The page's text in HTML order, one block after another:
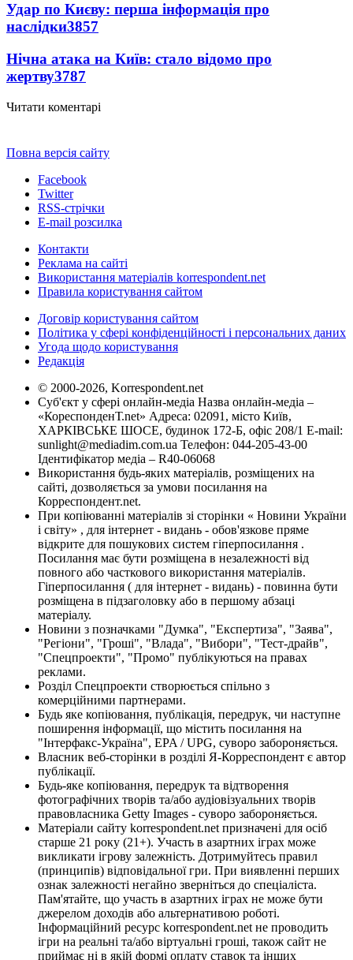
Удар по Києву: перша інформація про
наслідки3857
Нічна атака на Київ: стало відомо про
жертву3787
Читати коментарі
Повна версія сайту
Facebook
Twitter
RSS-стрічки
E-mail розсилка
Контакти
Реклама на сайті
Використання матеріалів korrespondent.net
Правила користування сайтом
Договір користування сайтом
Політика у сфері конфіденційності і персональних даних
Угода щодо користування
Редакція
© 2000-2026, Korrespondent.net
Суб'єкт у сфері онлайн-медіа Назва онлайн-медіа –
«КореспонденТ.net» Адреса: 02091, місто Київ,
ХАРКІВСЬКЕ ШОСЕ, будинок 172-Б, офіс 208/1 E-mail:
sunlight@mediadim.com.ua Телефон: 044-205-43-00
Ідентифікатор медіа – R40-06068
Використання будь-яких матеріалів, розміщених на
сайті, дозволяється за умови посилання на
Корреспондент.net.
При копіюванні матеріалів зі сторінки « Новини України
і світу» , для інтернет - видань - обов'язкове пряме
відкрите для пошукових систем гіперпосилання .
Посилання має бути розміщена в незалежності від
повного або часткового використання матеріалів.
Гіперпосилання ( для інтернет - видань) - повинна бути
розміщена в підзаголовку або в першому абзаці
матеріалу.
Новини з позначками "Думка", "Експертиза", "Заява",
"Регіони", "Гроші", "Влада", "Вибори", "Тест-драйв",
"Спецпроекти", "Промо" публікуються на правах
реклами.
Розділ Спецпроекти створюється спільно з
комерційними партнерами.
Будь яке копіювання, публікація, передрук, чи наступне
поширення інформації, що містить посилання на
"Інтерфакс-Україна", EPA / UPG, суворо забороняється.
Власник веб-сторінки в розділі Я-Корреспондент є автор
публікації.
Будь-яке копіювання, передрук та відтворення
фотографічних творів та/або аудіовізуальних творів
правовласника Getty Images - суворо забороняється.
Матеріали сайту korrespondent.net призначені для осіб
старше 21 року (21+). Участь в азартних іграх може
викликати ігрову залежність. Дотримуйтесь правил
(принципів) відповідальної гри. При виявленні перших
ознак залежності негайно зверніться до спеціаліста.
Пам'ятайте, що участь в азартних іграх не може бути
джерелом доходів або альтернативою роботі.
Інформаційний ресурс korrespondent.net не проводить
ігри на реальні та/або віртуальні гроші, також сайт не
приймає ні в якій формі оплату ставок та інших